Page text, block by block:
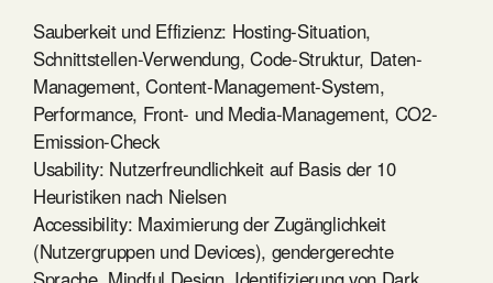
Sauberkeit und Effizienz: Hosting-Situation,
Schnittstellen-Verwendung, Code-Struktur, Daten-
Management, Content-Management-System,
Performance, Front- und Media-Management, CO2-
Emission-Check
Usability: Nutzerfreundlichkeit auf Basis der 10
Heuristiken nach Nielsen
Accessibility: Maximierung der Zugänglichkeit
(Nutzergruppen und Devices), gendergerechte